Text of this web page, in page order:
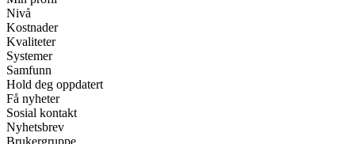
Nivå
Kostnader
Kvaliteter
Systemer
Samfunn
Hold deg oppdatert
Få nyheter
Sosial kontakt
Nyhetsbrev
Brukergruppe